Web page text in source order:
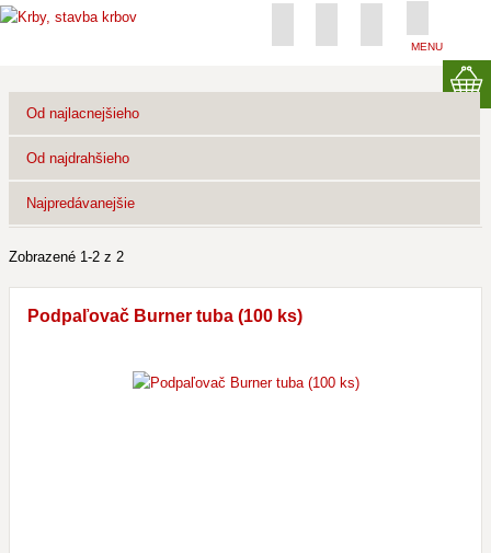
MENU
Od najlacnejšieho
Od najdrahšieho
Najpredávanejšie
Zobrazené 1-2 z 2
Podpaľovač Burner tuba (100 ks)